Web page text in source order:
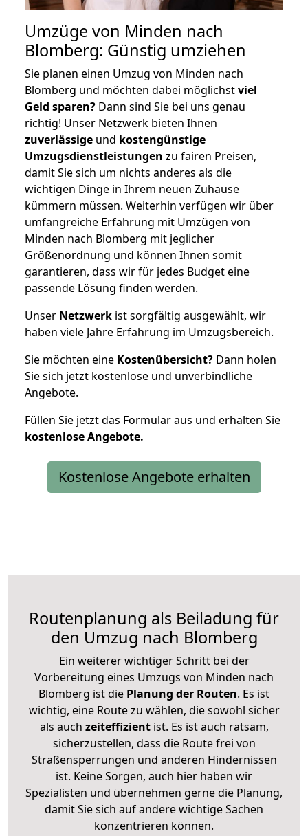
Umzüge von Minden nach
Blomberg: Günstig umziehen
Sie planen einen Umzug von Minden nach
Blomberg und möchten dabei möglichstviel
Geld sparen? Dann sind Sie bei uns genau
richtig! Unser Netzwerk bieten Ihnen
zuverlässige und kostengünstige
Umzugsdienstleistungen zu fairen Preisen,
damit Sie sich um nichts anderes als die
wichtigen Dinge in Ihrem neuen Zuhause
kümmern müssen. Weiterhin verfügen wir über
umfangreiche Erfahrung mit Umzügen von
Minden nach Blomberg mit jeglicher
Größenordnung und können Ihnen somit
garantieren, dass wir für jedes Budget eine
passende Lösung finden werden.
Unser Netzwerk ist sorgfältig ausgewählt, wir
haben viele Jahre Erfahrung im Umzugsbereich.
Sie möchten eine Kostenübersicht? Dann holen
Sie sich jetzt kostenlose und unverbindliche
Angebote.
Füllen Sie jetzt das Formular aus und erhalten Sie
kostenloseAngebote.
Kostenlose Angebote erhalten
Routenplanung als Beiladung für
den Umzug nach Blomberg
Ein weiterer wichtiger Schritt bei der
Vorbereitung eines Umzugs von Minden nach
Blomberg ist die Planung der Routen. Es ist
wichtig, eine Route zu wählen, die sowohl sicher
als auch zeiteffizientist. Es ist auch ratsam,
sicherzustellen, dass die Route frei von
Straßensperrungen und anderen Hindernissen
ist. Keine Sorgen, auch hier haben wir
Spezialisten und übernehmen gerne die Planung,
damit Sie sich auf andere wichtige Sachen
konzentrieren können.